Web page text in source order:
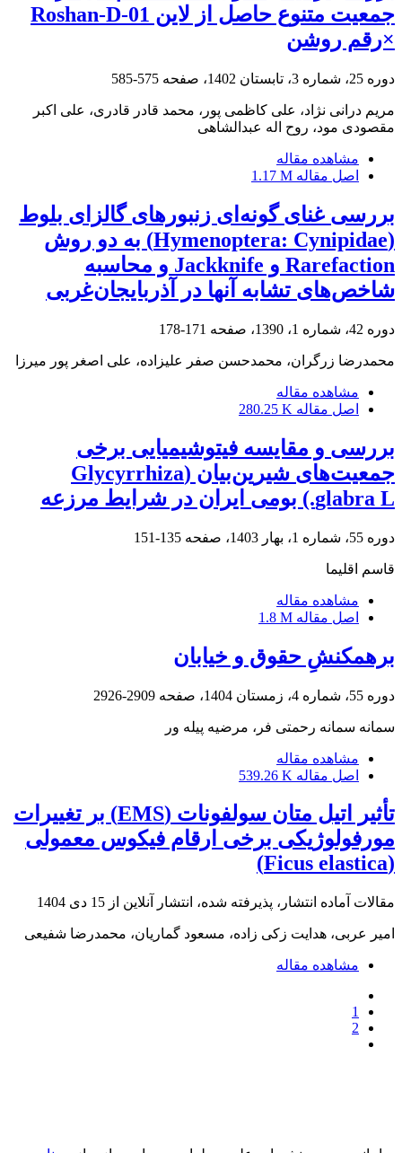
جمعیت متنوع حاصل از لاین Roshan-D-01
×رقم روشن
دوره 25، شماره 3، تابستان 1402، صفحه 575-585
مریم درانی نژاد، علی کاظمی پور، محمد قادر قادری، علی اکبر
مقصودی مود، روح اله عبدالشاهی
مشاهده مقاله
اصل مقاله 1.17 M
بررسی غنای گونه‌ای زنبورهای گالزای بلوط
(Hymenoptera: Cynipidae) به دو روش
Rarefaction و Jackknife و محاسبه
شاخص‌های تشابه آنها در آذربایجان‌غربی
دوره 42، شماره 1، 1390، صفحه 171-178
محمدرضا زرگران، محمدحسن صفر علیزاده، علی اصغر پور میرزا
مشاهده مقاله
اصل مقاله 280.25 K
بررسی و مقایسه فیتوشیمیایی برخی
جمعیت‌های شیرین‌بیان (Glycyrrhiza
glabra L.) بومی ایران در شرایط مرزعه
دوره 55، شماره 1، بهار 1403، صفحه 135-151
قاسم اقلیما
مشاهده مقاله
اصل مقاله 1.8 M
برهمکنشِ حقوق و خیابان
دوره 55، شماره 4، زمستان 1404، صفحه 2909-2926
سمانه سمانه رحمتی فر، مرضیه پیله ور
مشاهده مقاله
اصل مقاله 539.26 K
تأثیر اتیل متان سولفونات (EMS) بر تغییرات
مورفولوژیکی برخی ارقام فیکوس معمولی
(Ficus elastica)
مقالات آماده انتشار، پذیرفته شده، انتشار آنلاین از 15 دی 1404
امیر عربی، هدایت زکی زاده، مسعود گماریان، محمدرضا شفیعی
مشاهده مقاله
1
2